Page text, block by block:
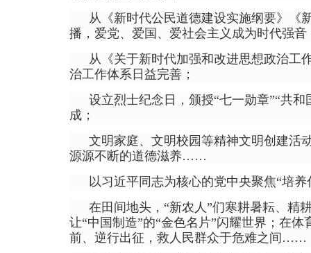
从《新时代公民道德建设实施纲要》
播，爱党、爱国、爱社会主义成为时代强音
从《关于新时代加强和改进思想政治
治工作体系日益完善；
设立烈士纪念日，颁授“七一勋章”“共
成；
文明家庭、文明校园等精神文明创建活
源源不断的道德滋养……
以习近平同志为核心的党中央聚焦“培
在田间地头，“新农人”们寒耕暑耘、精
让“中国制造”的“金色名片”闪耀世界；在
前、逆行出征，救人民群众于危难之间……